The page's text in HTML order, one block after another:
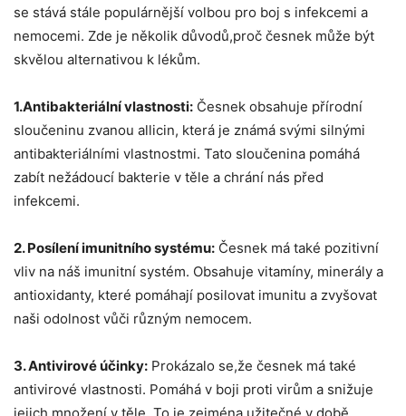
⁢se stává stále⁣ populárnější volbou pro boj s⁢ infekcemi ‌a‍
nemocemi. Zde je několik důvodů,proč česnek může ​být​
skvělou alternativou k ⁤lékům.
1.Antibakteriální ⁤vlastnosti: Česnek obsahuje přírodní
sloučeninu zvanou allicin, která je⁢ známá svými silnými
antibakteriálními vlastnostmi. Tato sloučenina pomáhá
zabít‍ nežádoucí bakterie v⁤ těle a chrání ‍nás před
‍infekcemi.
2. ​Posílení imunitního ​systému: Česnek má také pozitivní
vliv na náš imunitní‍ systém. Obsahuje vitamíny, minerály a​
antioxidanty, které pomáhají posilovat imunitu a zvyšovat
naši ‍odolnost vůči různým nemocem.
3. Antivirové ⁤účinky: Prokázalo se,že česnek má také
antivirové vlastnosti. ⁣Pomáhá v​ boji proti virům a snižuje